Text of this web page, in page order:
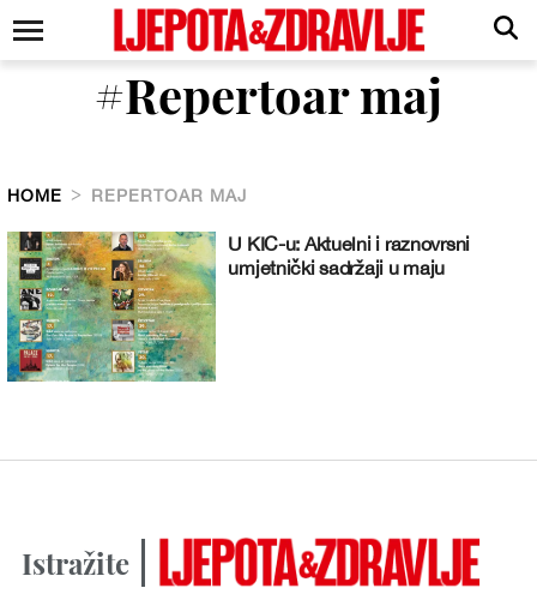
#Repertoar maj
HOME REPERTOAR MAJ
U KIC-u: Aktuelni i raznovrsni
umjetnički sadržaji u maju
Istražite